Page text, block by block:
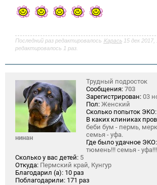
о
б
щ
и
е
Последний раз редактировалось Карась 15 дек 2017,
редактировалось 1 раз.
нинан
Трудный подросток
Сообщения: 703
Зарегистрирован: 03
Пол: Женский
Сколько попыток ЭКО:
В каких клиниках
беби бум - пермь,
семья - уфа.
Где было удачное ЭКО:
тюмень!!! семья - уфа!!!
Сколько у вас детей: 5
Откуда: Пермский край, Кунгур
Благодарил (а): 10 раз
Поблагодарили: 171 раз